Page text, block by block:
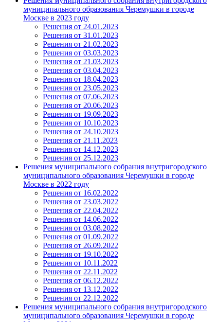
муниципального образования Черемушки в городе
Москве в 2023 году
Решения от 24.01.2023
Решения от 31.01.2023
Решения от 21.02.2023
Решения от 03.03.2023
Решения от 21.03.2023
Решения от 03.04.2023
Решения от 18.04.2023
Решения от 23.05.2023
Решения от 07.06.2023
Решения от 20.06.2023
Решения от 19.09.2023
Решения от 10.10.2023
Решения от 24.10.2023
Решения от 21.11.2023
Решения от 14.12.2023
Решения от 25.12.2023
Решения муниципального собрания внутригородского
муниципального образования Черемушки в городе
Москве в 2022 году
Решения от 16.02.2022
Решения от 23.03.2022
Решения от 22.04.2022
Решения от 14.06.2022
Решения от 03.08.2022
Решения от 01.09.2022
Решения от 26.09.2022
Решения от 19.10.2022
Решения от 10.11.2022
Решения от 22.11.2022
Решения от 06.12.2022
Решения от 13.12.2022
Решения от 22.12.2022
Решения муниципального собрания внутригородского
муниципального образования Черемушки в городе